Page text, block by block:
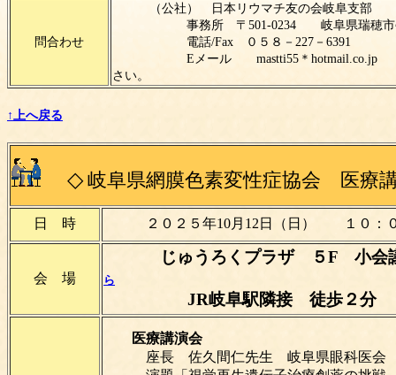
問合わせ
（公社） 日本リウマチ友の会岐阜支
事務所 〒501-0234 岐阜県瑞穂市牛
電話/Fax ０５８－227－6391
Eメール mastti55＊
さい。
↑上へ戻る
◇ 岐阜県網膜色素変性症協会 医療
日 時 ２０２５年10月12日（日） １０
会 場
じゅうろくプラザ ５F 小
ら
JR岐阜駅隣接 徒歩２分
医療講演会
座長 佐久間仁先生 岐阜県眼科